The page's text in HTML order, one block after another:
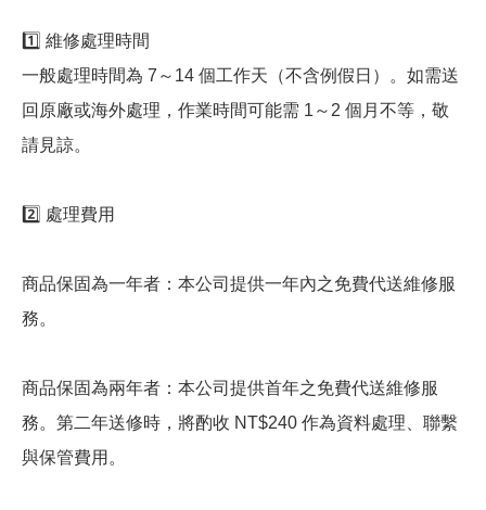
1️⃣ 維修處理時間
一般處理時間為 7～14 個工作天（不含例假日）。如需送
回原廠或海外處理，作業時間可能需 1～2 個月不等，敬
請見諒。
2️⃣ 處理費用
商品保固為一年者：本公司提供一年內之免費代送維修服
務。
商品保固為兩年者：本公司提供首年之免費代送維修服
務。第二年送修時，將酌收 NT$240 作為資料處理、聯繫
與保管費用。